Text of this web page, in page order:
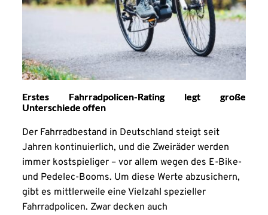
Erstes Fahrradpolicen-Rating legt große
Unterschiede offen
Der Fahrradbestand in Deutschland steigt seit
Jahren kontinuierlich, und die Zweiräder werden
immer kostspieliger – vor allem wegen des E-Bike-
und Pedelec-Booms. Um diese Werte abzusichern,
gibt es mittlerweile eine Vielzahl spezieller
Fahrradpolicen. Zwar decken auch